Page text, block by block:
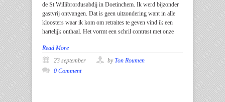
de St Willibrordusabdij in Doetinchem. Ik werd bijzonder
gastvrij ontvangen. Dat is geen uitzondering want in alle
kloosters waar ik kom om retraites te geven vind ik een
hartelijk onthaal. Het vormt een schril contrast met onze
Read More
23 september
byTon Roumen
0 Comment